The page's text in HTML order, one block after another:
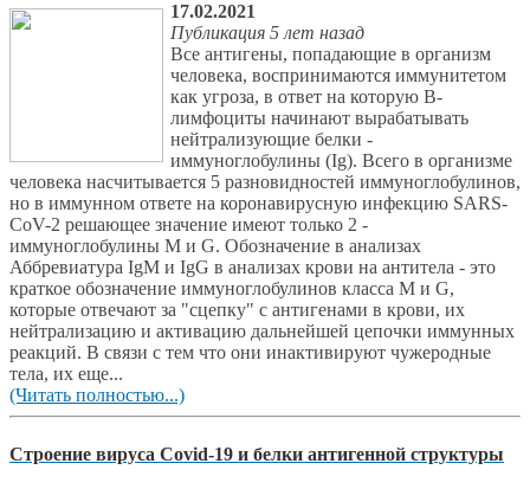
17.02.2021
Публикация 5 лет назад
Все антигены, попадающие в организм
человека, воспринимаются иммунитетом
как угроза, в ответ на которую В-
лимфоциты начинают вырабатывать
нейтрализующие белки -
иммуноглобулины (Ig). Всего в организме
человека насчитывается 5 разновидностей иммуноглобулинов,
но в иммунном ответе на коронавирусную инфекцию SARS-
CoV-2 решающее значение имеют только 2 -
иммуноглобулины M и G. Обозначение в анализах
Аббревиатура IgM и IgG в анализах крови на антитела - это
краткое обозначение иммуноглобулинов класса М и G,
которые отвечают за "сцепку" с антигенами в крови, их
нейтрализацию и активацию дальнейшей цепочки иммунных
реакций. В связи с тем что они инактивируют чужеродные
тела, их еще...
(Читать полностью...)
Строение вируса Covid-19 и белки антигенной структуры